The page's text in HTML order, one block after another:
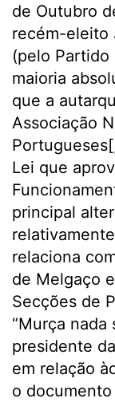
de Outubro
recém-eleito
(pelo
maioria
que a
Associação
Lei que
principal
relaciona
de Melgaço
Secções de
“Murça nada
presidente
em relação
o